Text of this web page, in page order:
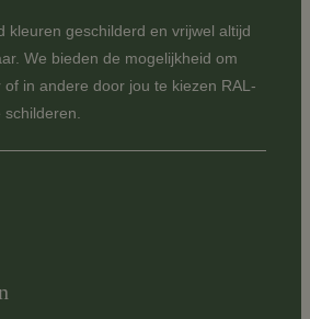
kleuren geschilderd en vrijwel altijd
We bieden de mogelijkheid om
in andere door jou te kiezen RAL-